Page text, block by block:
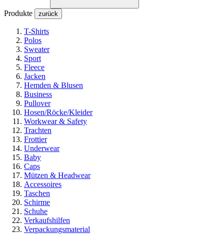
Produkte zurück
T-Shirts
Polos
Sweater
Sport
Fleece
Jacken
Hemden & Blusen
Business
Pullover
Hosen/Röcke/Kleider
Workwear & Safety
Trachten
Frottier
Underwear
Baby
Caps
Mützen & Headwear
Accessoires
Taschen
Schirme
Schuhe
Verkaufshilfen
Verpackungsmaterial